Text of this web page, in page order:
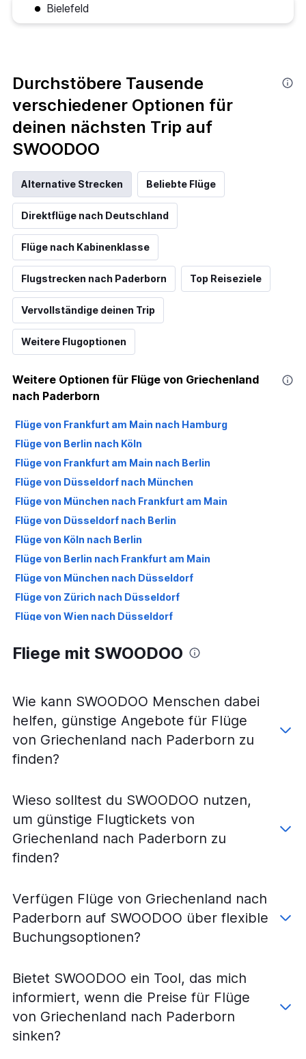
Bielefeld
Durchstöbere Tausende
verschiedener Optionen für
deinen nächsten Trip auf
SWOODOO
Alternative Strecken Beliebte Flüge
Direktflüge nach Deutschland
Flüge nach Kabinenklasse
Flugstrecken nach Paderborn Top Reiseziele
Vervollständige deinen Trip
Weitere Flugoptionen
Weitere Optionen für Flüge von Griechenland
nach Paderborn
Flüge von Frankfurt am Main nach Hamburg
Flüge von Berlin nach Köln
Flüge von Frankfurt am Main nach Berlin
Flüge von Düsseldorf nach München
Flüge von München nach Frankfurt am Main
Flüge von Düsseldorf nach Berlin
Flüge von Köln nach Berlin
Flüge von Berlin nach Frankfurt am Main
Flüge von München nach Düsseldorf
Flüge von Zürich nach Düsseldorf
Flüge von Wien nach Düsseldorf
Flüge von Düsseldorf nach Dresden
Flüge von Berlin nach Düsseldorf
Flüge von Köln nach Frankfurt am Main
Flüge von Stuttgart nach Frankfurt am Main
Flüge von Frankfurt am Main nach Köln
Flüge von London Gatwick nach Frankfurt am Main
Flüge von Amsterdam nach Düsseldorf
Flüge von München nach Hamburg
Flüge von Düsseldorf nach Stuttgart
Flüge von Frankfurt Hahn nach Berlin
Flüge von Düsseldorf nach Frankfurt am Main
Flüge von Berlin nach Weeze, Niederrhein
Flüge von Hamburg nach Frankfurt am Main
Fliege mit SWOODOO
Wie kann SWOODOO Menschen dabei
helfen, günstige Angebote für Flüge
von Griechenland nach Paderborn zu
finden?
Wieso solltest du SWOODOO nutzen,
um günstige Flugtickets von
Griechenland nach Paderborn zu
finden?
Verfügen Flüge von Griechenland nach
Paderborn auf SWOODOO über flexible
Buchungsoptionen?
Bietet SWOODOO ein Tool, das mich
informiert, wenn die Preise für Flüge
von Griechenland nach Paderborn
sinken?